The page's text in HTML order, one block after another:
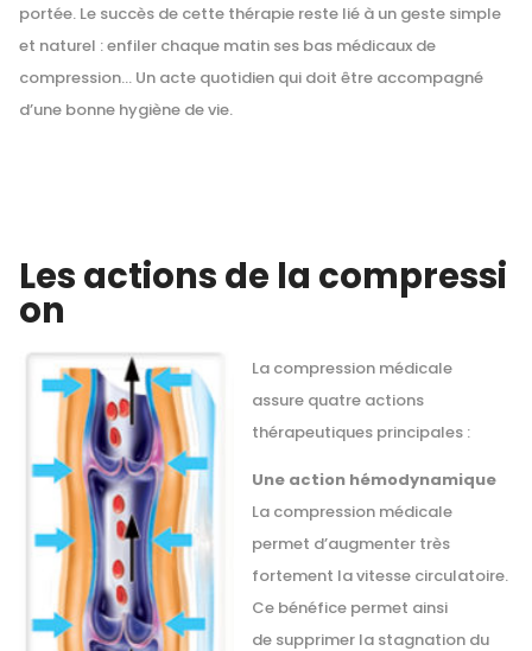
portée. Le succès de cette thérapie reste lié à un geste simple
et naturel : enfiler chaque matin ses bas médicaux de
compression… Un acte quotidien qui doit être accompagné
d’une bonne hygiène de vie.
Les actions de la compressi
on
La compression médicale
assure quatre actions
thérapeutiques principales :
Une action hémodynamique
La compression médicale
permet d’augmenter très
fortement la vitesse circulatoire.
Ce bénéfice permet ainsi
de supprimer la stagnation du